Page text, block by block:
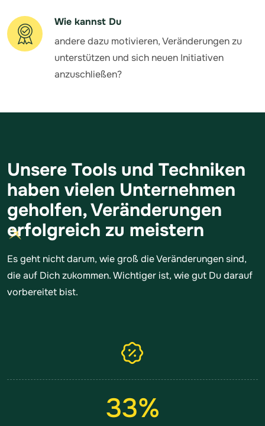
Wie kannst Du
andere dazu motivieren, Veränderungen zu
unterstützen und sich neuen Initiativen
anzuschließen?
Unsere Tools und Techniken
haben vielen Unternehmen
geholfen, Veränderungen
erfolgreich zu meistern
Es geht nicht darum, wie groß die Veränderungen sind,
die auf Dich zukommen. Wichtiger ist, wie gut Du darauf
vorbereitet bist.
33%